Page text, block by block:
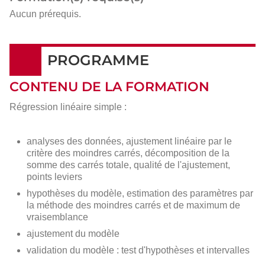
Aucun prérequis.
PROGRAMME
CONTENU DE LA FORMATION
Régression linéaire simple :
analyses des données, ajustement linéaire par le
critère des moindres carrés, décomposition de la
somme des carrés totale, qualité de l'ajustement,
points leviers
hypothèses du modèle, estimation des paramètres par
la méthode des moindres carrés et de maximum de
vraisemblance
ajustement du modèle
validation du modèle : test d'hypothèses et intervalles